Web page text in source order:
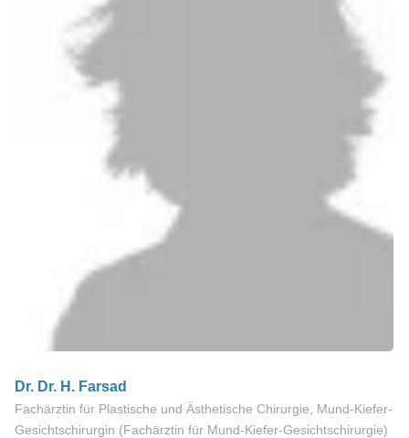
Dr. Dr. H. Farsad
Fachärztin für Plastische und Ästhetische Chirurgie, Mund-Kiefer-
Gesichtschirurgin (Fachärztin für Mund-Kiefer-Gesichtschirurgie)